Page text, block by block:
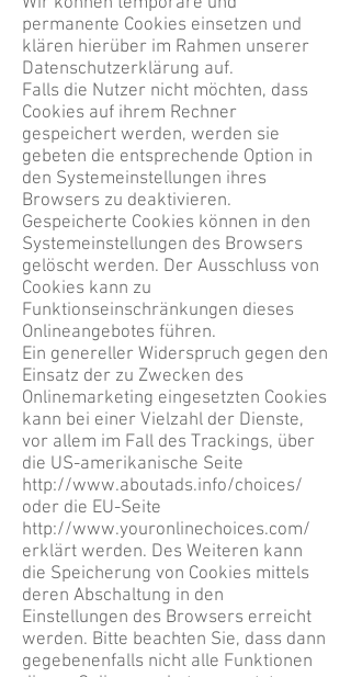
permanente Cookies einsetzen und
klären hierüber im Rahmen unserer
Datenschutzerklärung auf.
Falls die Nutzer nicht möchten, dass
Cookies auf ihrem Rechner
gespeichert werden, werden sie
gebeten die entsprechende Option in
den Systemeinstellungen ihres
Browsers zu deaktivieren.
Gespeicherte Cookies können in den
Systemeinstellungen des Browsers
gelöscht werden. Der Ausschluss von
Cookies kann zu
Funktionseinschränkungen dieses
Onlineangebotes führen.
Ein genereller Widerspruch gegen den
Einsatz der zu Zwecken des
Onlinemarketing eingesetzten Cookies
kann bei einer Vielzahl der Dienste,
vor allem im Fall des Trackings, über
die US-amerikanische Seite
http://www.aboutads.info/choices/
oder die EU-Seite
http://www.youronlinechoices.com/
erklärt werden. Des Weiteren kann
die Speicherung von Cookies mittels
deren Abschaltung in den
Einstellungen des Browsers erreicht
werden. Bitte beachten Sie, dass dann
gegebenenfalls nicht alle Funktionen